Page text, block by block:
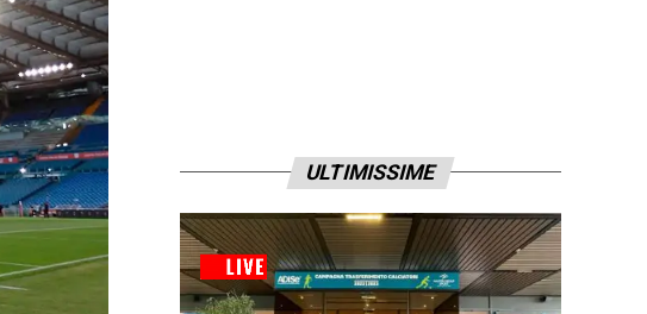
ULTIMISSIME